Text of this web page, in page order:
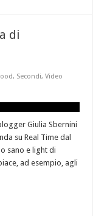
di
, Secondi,Video
Giulia Sbernini
su Real Time dal
sano e light di
ad esempio, agli